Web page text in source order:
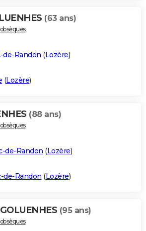
(63 ans)
de-Randon (Lozère)
(Lozère)
(88 ans)
de-Randon (Lozère)
de-Randon (Lozère)
(95 ans)